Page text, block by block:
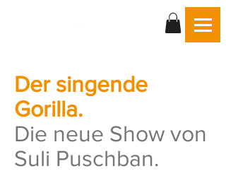
Der singende
Gorilla.
Die neue Show von
Suli Puschban.